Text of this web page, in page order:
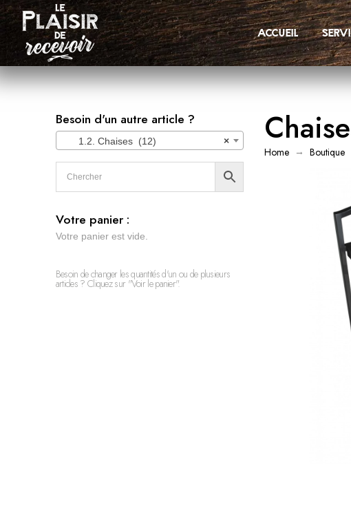
accueil
Besoin d'un autre article ?
×
1.2. Chaises (12)
Votre panier :
Votre panier est vide.
Besoin de changer les quantités d'un ou de plusieurs
articles ? Cliquez sur "Voir le panier".
Home → Boutique